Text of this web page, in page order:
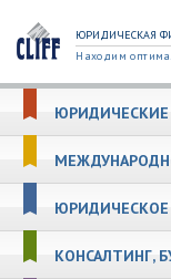
ЮРИДИЧЕСКАЯ
Находим
ЮРИДИЧЕСКИЕ
ЮРИДИЧЕСКОЕ
КОНСАЛТИНГ,